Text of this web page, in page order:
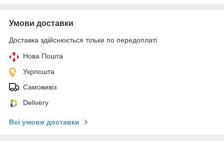
Умови доставки
Доставка здійснюється тільки по передоплаті.
Нова Пошта
Укрпошта
Самовивіз
Delivery
Всі умови доставки